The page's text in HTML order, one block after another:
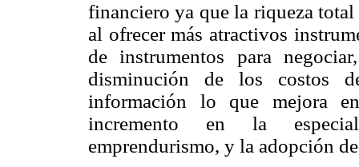
financiero ya que la riqueza
al ofrecer más atractivos
de instrumentos para
disminución de los costos
información lo que mejora
incremento en la
emprendurismo, y la adopción